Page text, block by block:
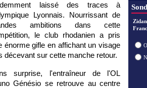
laissé des traces à
Lyonnais. Nourrissant de
ambitions dans cette
le club rhodanien a pris
énorme gifle en affichant un visage
décevant sur cette manche retour.
surprise, l'entraîneur de l'OL
Génésio se retrouve au centre